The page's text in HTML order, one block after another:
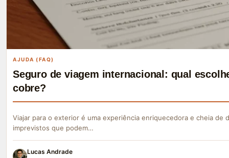
AJUDA (FAQ)
Seguro de viagem internacional: qual
cobre?
Viajar para o exterior é uma experiência enriquecedora e cheia de
imprevistos que podem…
Lucas Andrade